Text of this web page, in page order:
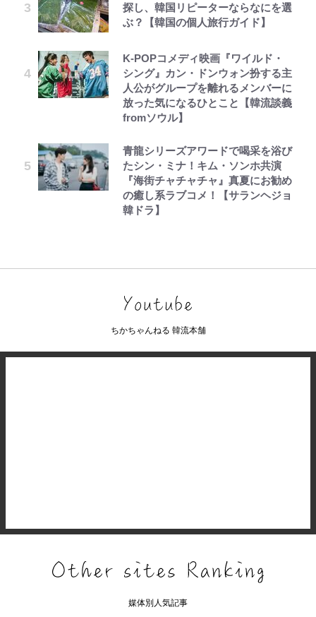
探し、韓国リピーターならなにを選
ぶ？【韓国の個人旅行ガイド】
K-POPコメディ映画『ワイルド・
シング』カン・ドンウォン扮する主
人公がグループを離れるメンバーに
放った気になるひとこと【韓流談義
fromソウル】
青龍シリーズアワードで喝采を浴び
たシン・ミナ！キム・ソンホ共演
『海街チャチャチャ』真夏にお勧め
の癒し系ラブコメ！【サランヘジョ
韓ドラ】
ちかちゃんねる 韓流本舗
媒体別人気記事